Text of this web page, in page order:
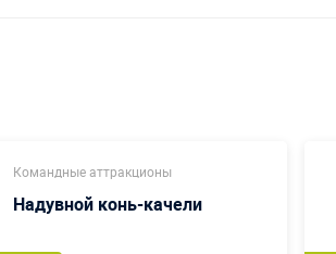
Командные аттракционы
Надувной конь-качели